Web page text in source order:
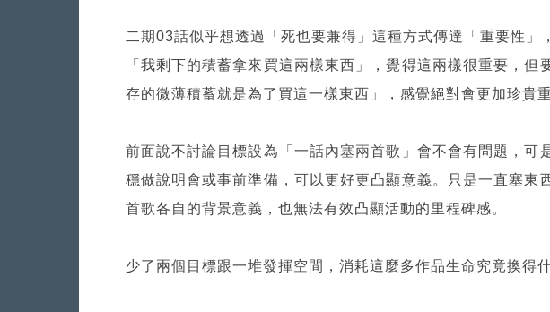
二期03話似乎想透過「死也要兼得」這種方式傳達「重要性」
「我剩下的積蓄拿來買這兩樣東西」，覺得這兩樣很重要，
存的微薄積蓄就是為了買這一樣東西」，感覺絕對會更加珍貴
前面說不討論目標設為「一話內塞兩首歌」會不會有問題，可
穩做說明會或事前準備，可以更好更凸顯意義。只是一直塞東
首歌各自的背景意義，也無法有效凸顯活動的里程碑感。
少了兩個目標跟一堆發揮空間，消耗這麼多作品生命究竟換得